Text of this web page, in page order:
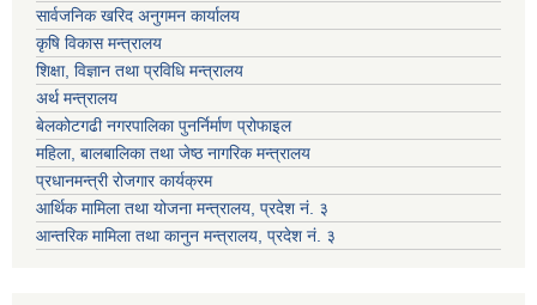
सार्वजनिक खरिद अनुगमन कार्यालय
कृषि विकास मन्त्रालय
शिक्षा, विज्ञान तथा प्रविधि मन्त्रालय
अर्थ मन्त्रालय
बेलकोटगढी नगरपालिका पुनर्निर्माण प्रोफाइल
महिला, बालबालिका तथा जेष्ठ नागरिक मन्त्रालय
प्रधानमन्त्री रोजगार कार्यक्रम
आर्थिक मामिला तथा योजना मन्त्रालय, प्रदेश नं. ३
आन्तरिक मामिला तथा कानुन मन्त्रालय, प्रदेश नं. ३